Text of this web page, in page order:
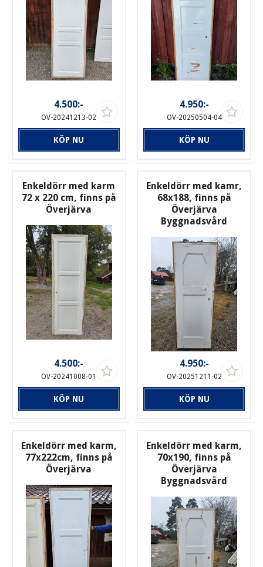
4.500:-
OV-20241213-02
KÖP NU
4.950:-
OV-20250504-04
KÖP NU
Enkeldörr med karm
72 x 220 cm, finns på
Överjärva
4.500:-
OV-20241008-01
KÖP NU
Enkeldörr med kamr,
68x188, finns på
Överjärva
Byggnadsvård
4.950:-
OV-20251211-02
KÖP NU
Enkeldörr med karm,
77x222cm, finns på
Överjärva
Enkeldörr med karm,
70x190, finns på
Överjärva
Byggnadsvård